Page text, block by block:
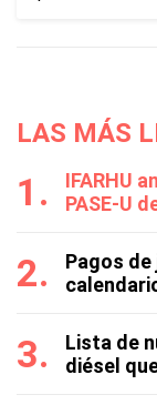
LAS MÁS
IFARHU
PASE-U
Pagos
Lista de
diésel